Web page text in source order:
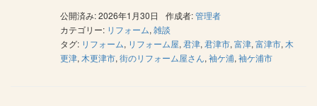
公開済み: 2026年1月30日 作成者:管理者
カテゴリー: リフォーム, 雑談
タグ: リフォーム, リフォーム屋, 君津, 君津市, 富津, 富津市, 木
更津, 木更津市, 街のリフォーム屋さん, 袖ケ浦, 袖ケ浦市